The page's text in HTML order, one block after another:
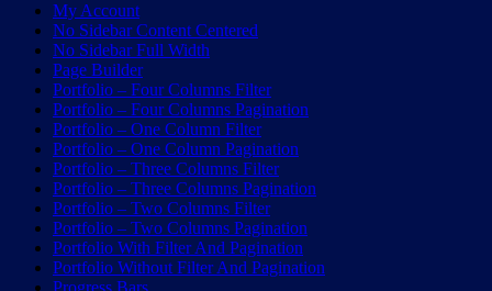
My Account
No Sidebar Content Centered
No Sidebar Full Width
Page Builder
Portfolio – Four Columns Filter
Portfolio – Four Columns Pagination
Portfolio – One Column Filter
Portfolio – One Column Pagination
Portfolio – Three Columns Filter
Portfolio – Three Columns Pagination
Portfolio – Two Columns Filter
Portfolio – Two Columns Pagination
Portfolio With Filter And Pagination
Portfolio Without Filter And Pagination
Progress Bars